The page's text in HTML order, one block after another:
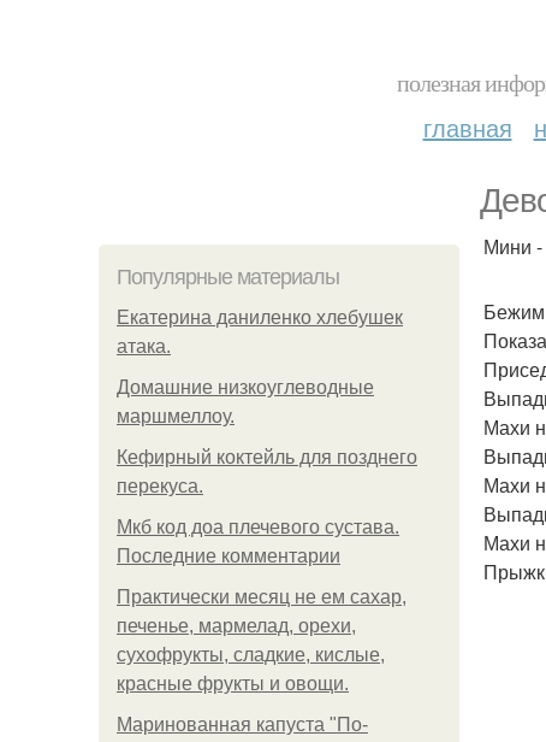
полезная
главная
Популярные материалы
Екатерина даниленко хлебушек
атака.
Домашние низкоуглеводные
маршмеллоу.
Кефирный коктейль для позднего
перекуса.
Мкб код доа плечевого сустава.
Последние комментарии
Практически месяц не ем сахар,
печенье, мармелад, орехи,
сухофрукты, сладкие, кислые,
красные фрукты и овощи.
Маринованная капуста "По-
Мини -
Бежим
Махи
Махи
Махи